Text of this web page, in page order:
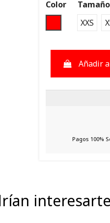
Color
Tamaño
XXS
Añadir
Pagos 100%
interesarte